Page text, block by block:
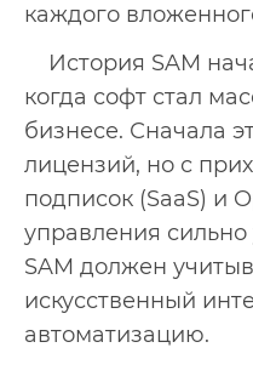
каждого
История SAM
когда софт стал
бизнесе. Сначала
лицензий, но с
подписок (SaaS) и
управления
SAM должен
искусственный
автоматизацию.